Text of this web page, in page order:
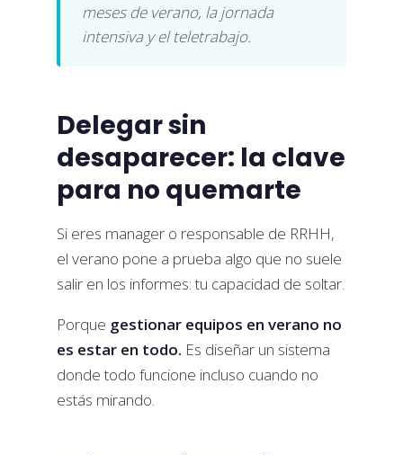
meses de verano, la jornada
intensiva y el teletrabajo.
Delegar sin
desaparecer: la clave
para no quemarte
Si eres manager o responsable de RRHH,
el verano pone a prueba algo que no suele
salir en los informes: tu capacidad de soltar.
Porque gestionar equipos en verano no
es estar en todo. Es diseñar un sistema
donde todo funcione incluso cuando no
estás mirando.